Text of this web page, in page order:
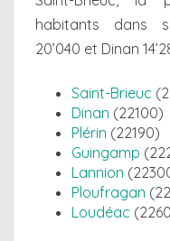
habitants dans
20’040 et Dinan
Saint-Brieuc
Dinan (22100)
Plérin (22190)
Guingamp
Lannion
Ploufragan
Loudéac